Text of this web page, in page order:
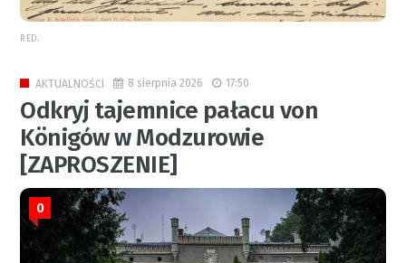
RED.
AKTUALNOŚCI 8 sierpnia 2026 17:50
Odkryj tajemnice pałacu von
Königów w Modzurowie
[ZAPROSZENIE]
0